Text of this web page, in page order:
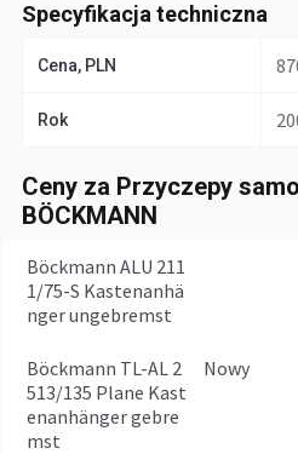
Specyfikacja techniczna
Cena, PLN
Rok
Ceny za Przyczepy
BÖCKMANN
Böckmann ALU 211
1/75-S Kastenanhä
nger ungebremst
Böckmann TL-AL 2
513/135 Plane Kast
enanhänger gebre
mst
Nowy